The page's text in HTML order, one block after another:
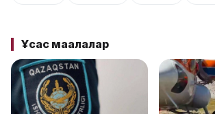
Ұқсас мақалалар